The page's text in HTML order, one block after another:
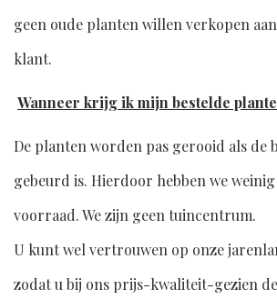
geen oude planten willen verkopen
klant.
Wanneer krijg ik mijn bestelde
De planten worden pas gerooid als de
gebeurd is. Hierdoor hebben we
voorraad. We zijn geen tuincentrum.
U kunt wel vertrouwen op onze
zodat u bij ons prijs-kwaliteit-gezien